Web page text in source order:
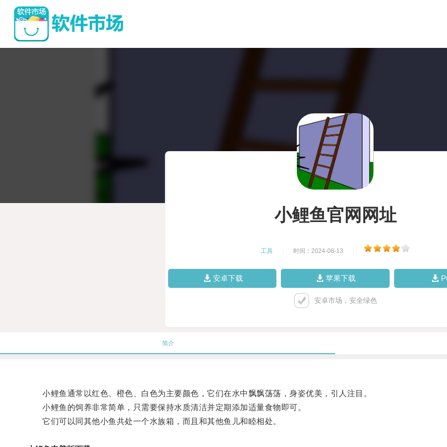
小鲤鱼官网网址
工具 时间：2024-08-13
安卓下载 苹果下载
安卓市场，安全绿色
简介
小鲤鱼通常以红色、橙色、白色为主要颜色，它们在水中飘飘荡荡，身姿优美，引人注目。
小鲤鱼的饲养非常简单，只需要保持水质清洁并定期添加适量食物即可。
它们可以同其他小鱼共处一个水族箱，而且和其他鱼儿和睦相处。